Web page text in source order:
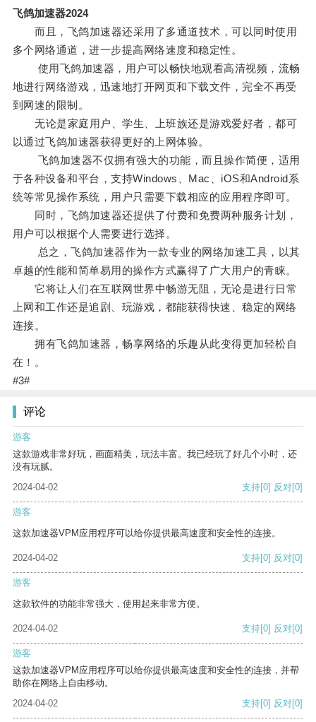
飞鸽加速器2024
而且，飞鸽加速器还采用了多通道技术，可以同时使用
多个网络通道，进一步提高网络速度和稳定性。
使用飞鸽加速器，用户可以畅快地观看高清视频，流畅
地进行网络游戏，迅速地打开网页和下载文件，完全不再受
到网速的限制。
无论是家庭用户、学生、上班族还是游戏爱好者，都可
以通过飞鸽加速器获得更好的上网体验。
飞鸽加速器不仅拥有强大的功能，而且操作简便，适用
于各种设备和平台，支持Windows、Mac、iOS和Android系
统等常见操作系统，用户只需要下载相应的应用程序即可。
同时，飞鸽加速器还提供了付费和免费两种服务计划，
用户可以根据个人需要进行选择。
总之，飞鸽加速器作为一款专业的网络加速工具，以其
卓越的性能和简单易用的操作方式赢得了广大用户的青睐。
它将让人们在互联网世界中畅游无阻，无论是进行日常
上网和工作还是追剧、玩游戏，都能获得快速、稳定的网络
连接。
拥有飞鸽加速器，畅享网络的乐趣从此变得更加轻松自
在！。
#3#
评论
游客
这款游戏非常好玩，画面精美，玩法丰富。我已经玩了好几个小时，还
没有玩腻。
2024-04-02
支持[0] 反对[0]
游客
这款加速器VPM应用程序可以给你提供最高速度和安全性的连接。
2024-04-02 支持[0] 反对[0]
游客
这款软件的功能非常强大，使用起来非常方便。
2024-04-02 支持[0] 反对[0]
游客
这款加速器VPM应用程序可以给你提供最高速度和安全性的连接，并帮
助你在网络上自由移动。
2024-04-02
支持[0] 反对[0]